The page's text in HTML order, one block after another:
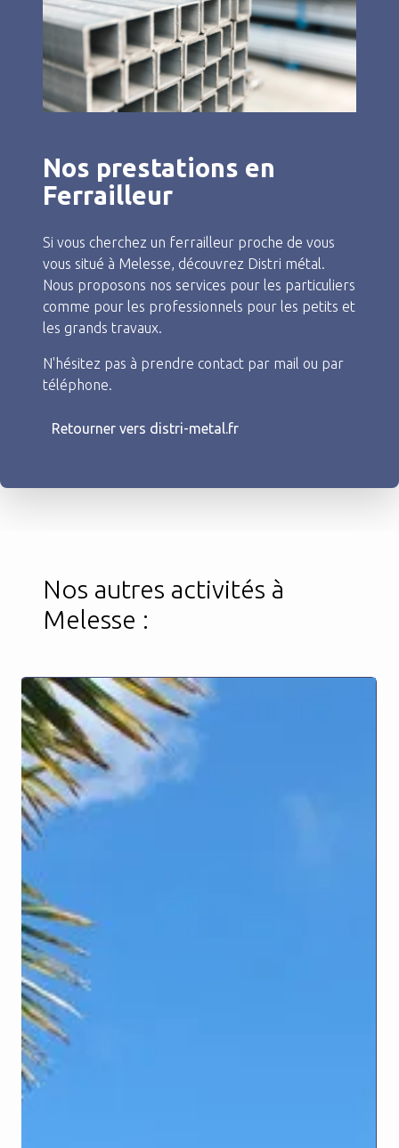
Nos prestations en
Ferrailleur
Si vous cherchez un ferrailleur proche de vous
vous situé à Melesse, découvrez Distri métal.
Nous proposons nos services pour les particuliers
comme pour les professionnels pour les petits et
les grands travaux.
N'hésitez pas à prendre contact par mail ou par
téléphone.
Retourner vers distri-metal.fr
Nos autres activités à
Melesse :